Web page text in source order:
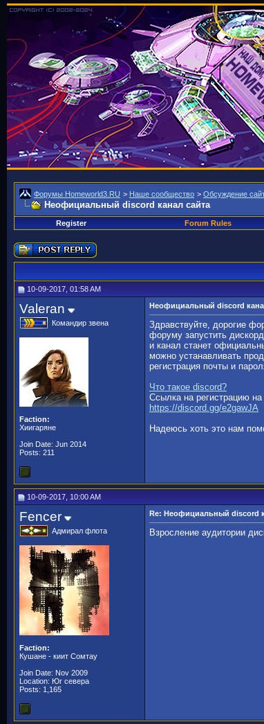
Форумы Homeworld3.RU > Наше сообщество > Обсуждение
Неофициальный discord канал сайта
Register
Forum Rules
10-09-2017, 01:58 AM
Valeran
Командир звена
Faction:
Хиигаряне
Join Date: Jun 2014
Posts: 211
Неофициальный discord
Здравствуйте, дорогие
форуму запустить
и канал станет
можно устанавливать
регистрация почты и
Что такое discord?
Ссылка на регистрацию на
https://discord.gg/e2gawJA
Надеюсь хоть это нам
10-09-2017, 10:00 AM
Fencer
Адмирал флота
Faction:
Кушане - киит Сомтау
Join Date: Nov 2009
Location: Юг севера
Posts: 1,165
Re: Неофициальный discord
Взросление аудитории